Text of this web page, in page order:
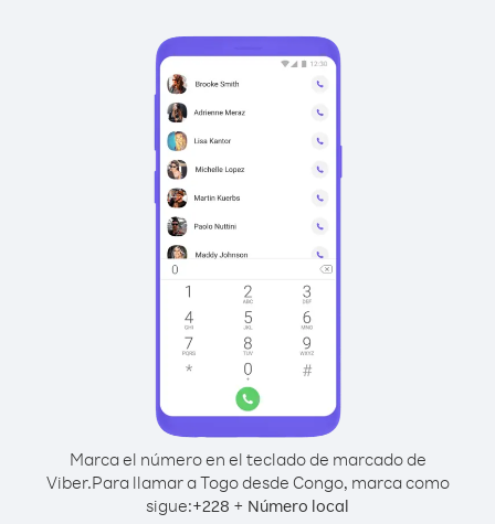
Marca el número en el teclado de marcado de
Viber.Para llamar a Togo desde Congo, marca como
sigue:+228 + Número local